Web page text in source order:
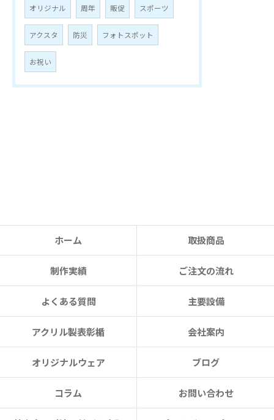
オリジナル 周年 販促 スポーツ
アクスタ 防災 フォトスポット
お祝い
ホーム 取扱商品
制作実績 ご注文の流れ
よくある質問 主要設備
アクリル製表彰楯 会社案内
オリジナルウェア ブログ
コラム お問い合わせ